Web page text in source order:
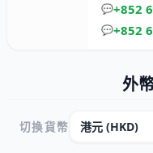
💬+852
💬+852
外
切換貨幣